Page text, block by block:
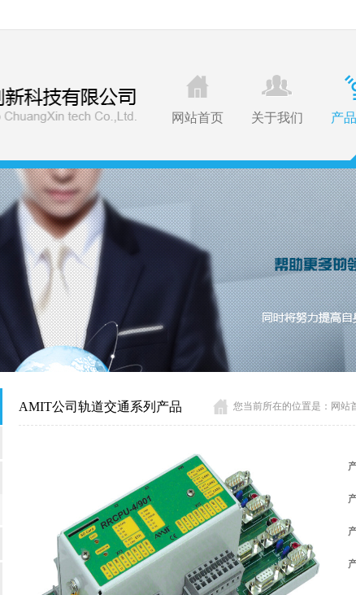
网站首页 关于我们 产
AMIT公司轨道交通系列产品 您当前所在的位置是： 网站